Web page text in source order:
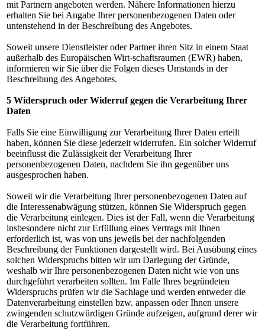
mit Partnern angeboten werden. Nähere Informationen hierzu
erhalten Sie bei Angabe Ihrer personenbezogenen Daten oder
untenstehend in der Beschreibung des Angebotes.
Soweit unsere Dienstleister oder Partner ihren Sitz in einem Staat
außerhalb des Europäischen Wirt-schaftsraumen (EWR) haben,
informieren wir Sie über die Folgen dieses Umstands in der
Beschreibung des Angebotes.
5 Widerspruch oder Widerruf gegen die Verarbeitung Ihrer
Daten
Falls Sie eine Einwilligung zur Verarbeitung Ihrer Daten erteilt
haben, können Sie diese jederzeit widerrufen. Ein solcher Widerruf
beeinflusst die Zulässigkeit der Verarbeitung Ihrer
personenbezogenen Daten, nachdem Sie ihn gegenüber uns
ausgesprochen haben.
Soweit wir die Verarbeitung Ihrer personenbezogenen Daten auf
die Interessenabwägung stützen, können Sie Widerspruch gegen
die Verarbeitung einlegen. Dies ist der Fall, wenn die Verarbeitung
insbesondere nicht zur Erfüllung eines Vertrags mit Ihnen
erforderlich ist, was von uns jeweils bei der nachfolgenden
Beschreibung der Funktionen dargestellt wird. Bei Ausübung eines
solchen Widerspruchs bitten wir um Darlegung der Gründe,
weshalb wir Ihre personenbezogenen Daten nicht wie von uns
durchgeführt verarbeiten sollten. Im Falle Ihres begründeten
Widerspruchs prüfen wir die Sachlage und werden entweder die
Datenverarbeitung einstellen bzw. anpassen oder Ihnen unsere
zwingenden schutzwürdigen Gründe aufzeigen, aufgrund derer wir
die Verarbeitung fortführen.